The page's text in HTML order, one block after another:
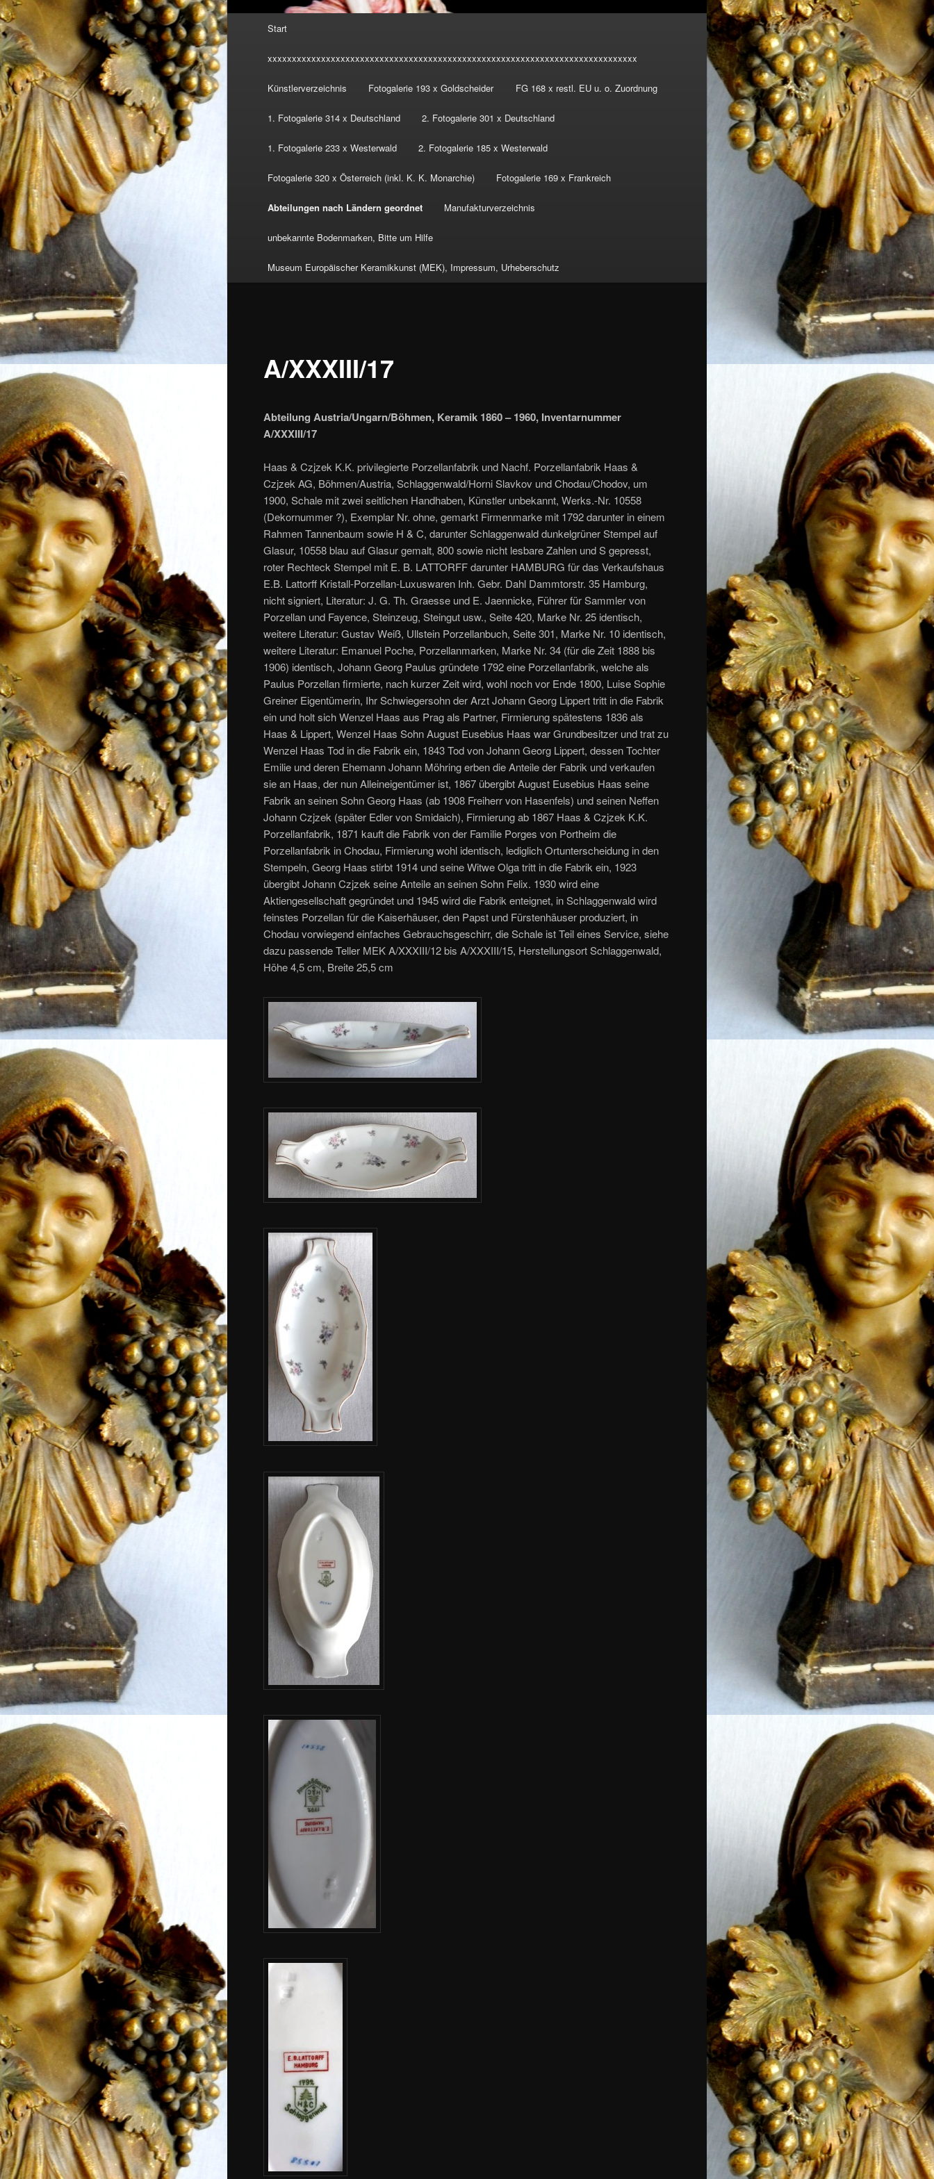
Start
xxxxxxxxxxxxxxxxxxxxxxxxxxxxxxxxxxxxxxxxxxxxxxxxxxxxxxxxxxxxxxxxxxxxxxxxxxxx
Künstlerverzeichnis Fotogalerie 193 x Goldscheider FG 168 x restl. EU u. o. Zuordnung
1. Fotogalerie 314 x Deutschland 2. Fotogalerie 301 x Deutschland
1. Fotogalerie 233 x Westerwald 2. Fotogalerie 185 x Westerwald
Fotogalerie 320 x Österreich (inkl. K. K. Monarchie) Fotogalerie 169 x Frankreich
Abteilungen nach Ländern geordnet Manufakturverzeichnis
unbekannte Bodenmarken, Bitte um Hilfe
Museum Europäischer Keramikkunst (MEK), Impressum, Urheberschutz
A/XXXIII/17
Abteilung Austria/Ungarn/Böhmen, Keramik 1860 – 1960, Inventarnummer
A/XXXIII/17
Haas & Czjzek K.K. privilegierte Porzellanfabrik und Nachf. Porzellanfabrik Haas &
Czjzek AG, Böhmen/Austria, Schlaggenwald/Horni Slavkov und Chodau/Chodov, um
1900, Schale mit zwei seitlichen Handhaben, Künstler unbekannt, Werks.-Nr. 10558
(Dekornummer ?), Exemplar Nr. ohne, gemarkt Firmenmarke mit 1792 darunter in einem
Rahmen Tannenbaum sowie H & C, darunter Schlaggenwald dunkelgrüner Stempel auf
Glasur, 10558 blau auf Glasur gemalt, 800 sowie nicht lesbare Zahlen und S gepresst,
roter Rechteck Stempel mit E. B. LATTORFF darunter HAMBURG für das Verkaufshaus
E.B. Lattorff Kristall-Porzellan-Luxuswaren Inh. Gebr. Dahl Dammtorstr. 35 Hamburg,
nicht signiert, Literatur: J. G. Th. Graesse und E. Jaennicke, Führer für Sammler von
Porzellan und Fayence, Steinzeug, Steingut usw., Seite 420, Marke Nr. 25 identisch,
weitere Literatur: Gustav Weiß, Ullstein Porzellanbuch, Seite 301, Marke Nr. 10 identisch,
weitere Literatur: Emanuel Poche, Porzellanmarken, Marke Nr. 34 (für die Zeit 1888 bis
1906) identisch, Johann Georg Paulus gründete 1792 eine Porzellanfabrik, welche als
Paulus Porzellan firmierte, nach kurzer Zeit wird, wohl noch vor Ende 1800, Luise Sophie
Greiner Eigentümerin, Ihr Schwiegersohn der Arzt Johann Georg Lippert tritt in die Fabrik
ein und holt sich Wenzel Haas aus Prag als Partner, Firmierung spätestens 1836 als
Haas & Lippert, Wenzel Haas Sohn August Eusebius Haas war Grundbesitzer und trat zu
Wenzel Haas Tod in die Fabrik ein, 1843 Tod von Johann Georg Lippert, dessen Tochter
Emilie und deren Ehemann Johann Möhring erben die Anteile der Fabrik und verkaufen
sie an Haas, der nun Alleineigentümer ist, 1867 übergibt August Eusebius Haas seine
Fabrik an seinen Sohn Georg Haas (ab 1908 Freiherr von Hasenfels) und seinen Neffen
Johann Czjzek (später Edler von Smidaich), Firmierung ab 1867 Haas & Czjzek K.K.
Porzellanfabrik, 1871 kauft die Fabrik von der Familie Porges von Portheim die
Porzellanfabrik in Chodau, Firmierung wohl identisch, lediglich Ortunterscheidung in den
Stempeln, Georg Haas stirbt 1914 und seine Witwe Olga tritt in die Fabrik ein, 1923
übergibt Johann Czjzek seine Anteile an seinen Sohn Felix. 1930 wird eine
Aktiengesellschaft gegründet und 1945 wird die Fabrik enteignet, in Schlaggenwald wird
feinstes Porzellan für die Kaiserhäuser, den Papst und Fürstenhäuser produziert, in
Chodau vorwiegend einfaches Gebrauchsgeschirr, die Schale ist Teil eines Service, siehe
dazu passende Teller MEK A/XXXIII/12 bis A/XXXIII/15, Herstellungsort Schlaggenwald,
Höhe 4,5 cm, Breite 25,5 cm